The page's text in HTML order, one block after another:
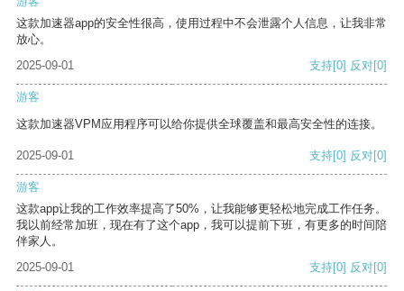
这款加速器app的安全性很高，使用过程中不会泄露个人信息，让我非常
放心。
2025-09-01
支持[0] 反对[0]
游客
这款加速器VPM应用程序可以给你提供全球覆盖和最高安全性的连接。
2025-09-01 支持[0] 反对[0]
游客
这款app让我的工作效率提高了50%，让我能够更轻松地完成工作任务。
我以前经常加班，现在有了这个app，我可以提前下班，有更多的时间陪
伴家人。
2025-09-01
支持[0] 反对[0]